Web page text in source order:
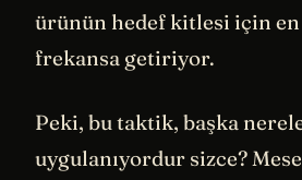
ürünün hedef kitlesi için
frekansa getiriyor.
Peki, bu taktik, başka
uygulanıyordur sizce?